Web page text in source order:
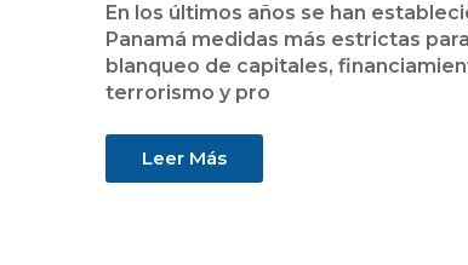
En los últimos años se han
Panamá medidas más estrictas
blanqueo de capitales,
terrorismo y pro
Leer Más